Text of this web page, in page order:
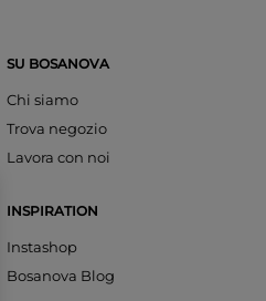
SU BOSANOVA
Chi siamo
Trova negozio
Lavora con noi
INSPIRATION
Instashop
Bosanova Blog